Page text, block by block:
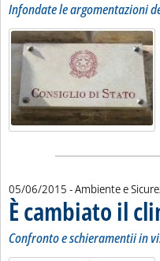
Infondate le argomentazioni
Lista allegati PDF
05/06/2015 - Ambiente e
È cambiato il
Confronto e schieramentii in